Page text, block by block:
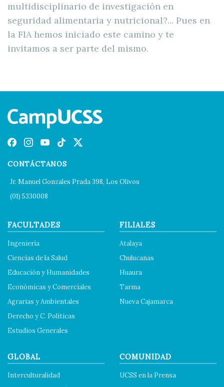
multidisciplinario de investigación en
seguridad alimentaria y nutricional?... Pues en
la FIA hemos iniciado este camino y te
invitamos a ser parte del mismo.
CONTÁCTANOS
Jr. Manuel Gonzales Prada 398, Los Olivos
(01) 5330008
FACULTADES
Ingeniería
Ciencias de la Salud
Educación y Humanidades
Económicas y Comerciales
Agrarias y Ambientales
Derecho y C. Políticas
Estudios Generales
FILIALES
Atalaya
Chulucanas
Huaura
Tarma
Nueva Cajamarca
GLOBAL
Interculturalidad
COMUNIDAD
UCSS en la Prensa